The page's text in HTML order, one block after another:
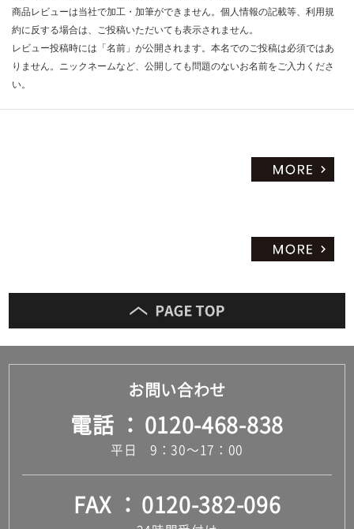
商品レビューは当社で加工・加筆ができません。個人情報の記載等、利用規
約に反する場合は、ご投稿いただいても表示されません。
レビュー投稿時には「名前」が公開されます。本名でのご投稿は必須ではあ
りません。ニックネームなど、公開しても問題のないお名前をご入力くださ
い。
お問い合わせ
電話 0120-468-838
平日 9：30～17：00
FAX 0120-382-096